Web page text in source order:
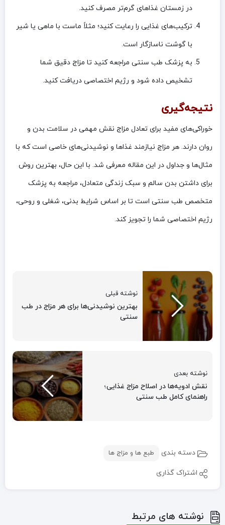
در زمستان غذاهای گرم‌تر مصرف کنید.
ترکیب‌های غذایی را رعایت کنید؛ مثلاً ماست با ماهی یا شیر
با گوشت ناسازگار است.
به پزشک طب سنتی مراجعه کنید تا مزاج دقیق شما
تشخیص داده شود و رژیم اختصاصی دریافت کنید.
نتیجه‌گیری
خوراکی‌های مفید برای تعادل مزاج نقش مهمی در سلامت بدن و
روان دارند. هر مزاج نیازمند غذاها و نوشیدنی‌های خاصی است که با
مثال‌ها و جداول در این مقاله معرفی شد. با این حال، بهترین روش
برای داشتن بدن سالم و سبک زندگی متعادل، مراجعه به پزشک
متخصص طب سنتی است تا بر اساس شرایط بدنی، شغلی و روحی،
رژیم اختصاصی شما را تجویز کند.
نوشته قبلی
بهترین نوشیدنی‌ها برای هر مزاج در طب
سنتی
نوشته بعدی
نقش ادویه‌ها در اصلاح مزاج غذایی؛
راهنمای کامل طب سنتی
دسته بندی طبع ها و مزاج ها
اشتراک گذاری
نوشته های مرتبط